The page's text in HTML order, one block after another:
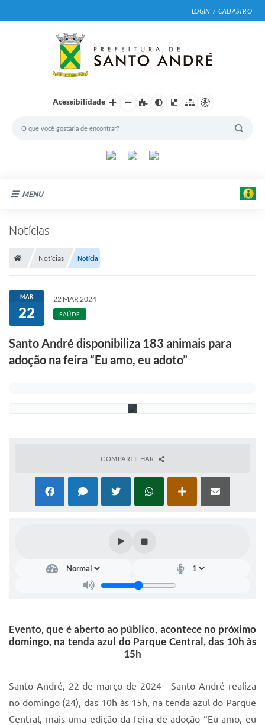
LOGIN / CADASTRO
Acessibilidade
MENU
Portal de Serviços
Transparência
Ônibus
Consultar Processos
Contas Públicas
Fale Conosco
FAQ - Perguntas Frequentes
Legislação
Lei de acesso à informação
Mobilidade Urbana Sustentável
Passe Escolar
Parque Escola
Notícias
Notícias Notícia
MAR
22
22 MAR 2024
SAÚDE
Santo André disponibiliza 183 animais para
adoção na feira “Eu amo, eu adoto”
g
o
COMPARTILHAR
Evento, que é aberto ao público, acontece no próximo
domingo, na tenda azul do Parque Central, das 10h às
15h
Santo André, 22 de março de 2024 - Santo André realiza
no domingo (24), das 10h às 15h, na tenda azul do Parque
Central, mais uma edição da feira de adoção “Eu amo, eu